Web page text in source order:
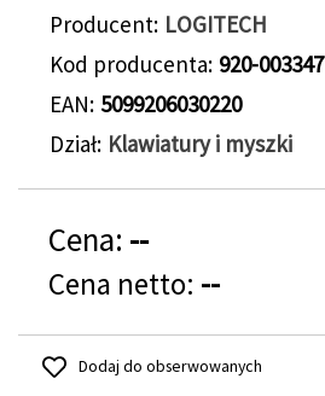
Producent LOGITECH
Kod producenta 920-003347
EAN 5099206030220
Dział Klawiatury i myszki
Cena: --
Cena netto: --
Dodaj do obserwowanych